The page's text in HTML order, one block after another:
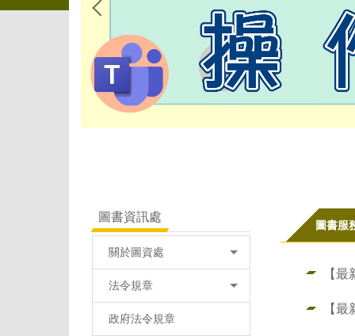
圖書資訊處
關於圖資處
法令規章
政府法令規章
圖書服
【
【